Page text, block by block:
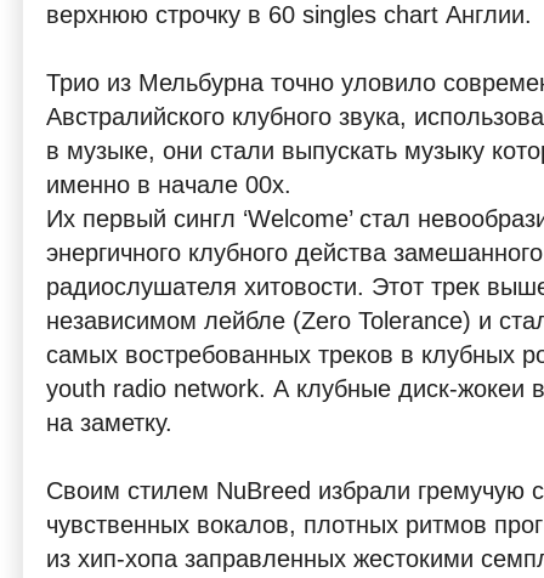
верхнюю строчку в 60 singles chart Англии.
Трио из Мельбурна точно уловило
Австралийского клубного звука,
в музыке, они стали выпускать музыку
именно в начале 00х.
Их первый сингл ‘Welcome’ стал
энергичного клубного действа
радиослушателя хитовости. Этот трек
независимом лейбле (Zero Tolerance) и
самых востребованных треков в клубных
youth radio network. А клубные диск-жокеи
на заметку.
Своим стилем NuBreed избрали гремучую
чувственных вокалов, плотных ритмов
из хип-хопа заправленных жестокими